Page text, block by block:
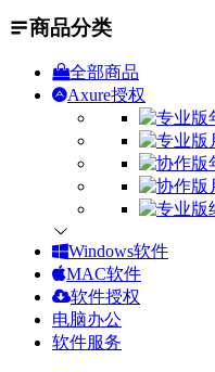
商品分类
全部商品
Axure授权
Windows软件
MAC软件
软件授权
电脑办公
软件服务